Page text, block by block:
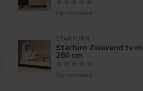
Op voorraad
STARFURN
Starfurn Zwevend tv
280 cm
Op voorraad